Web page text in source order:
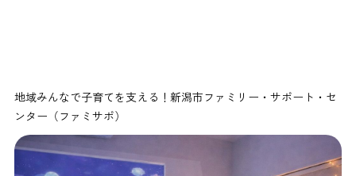
地域みんなで子育てを支える！新潟市ファミリー・サポート・セ
ンター（ファミサポ）